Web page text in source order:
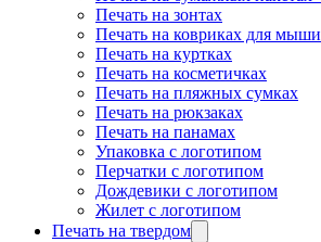
Печать на зонтах
Печать на ковриках для мыши
Печать на куртках
Печать на косметичках
Печать на пляжных сумках
Печать на рюкзаках
Печать на панамах
Упаковка с логотипом
Перчатки с логотипом
Дождевики с логотипом
Жилет с логотипом
Печать на твердом